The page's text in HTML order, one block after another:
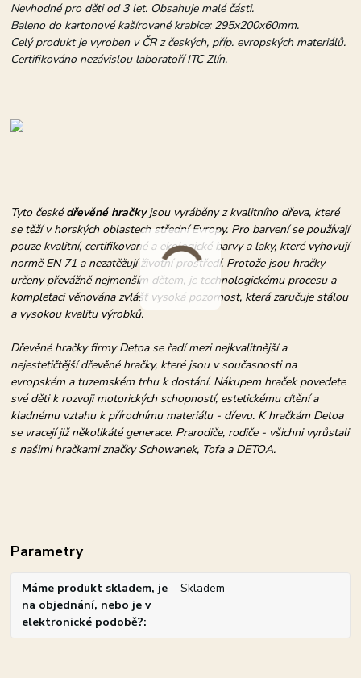
Nevhodné pro děti od 3 let. Obsahuje malé části.
Baleno do kartonové kašírované krabice: 295x200x60mm.
Celý produkt je vyroben v ČR z českých, příp. evropských materiálů.
Certifikováno nezávislou laboratoří ITC Zlín.
Tyto českédřevěné hračkyjsou vyráběny z kvalitního dřeva, které
se těží v horských oblastech střední Evropy. Pro barvení se používají
pouze kvalitní, certifikované a ekologické barvy a laky, které vyhovují
normě EN 71 a nezatěžují životní prostředí. Protože jsou hračky
určeny převážně nejmenším dětem, je technologickému procesu a
kompletaci věnována zvlášť vysoká pozornost, která zaručuje stálou
a vysokou kvalitu výrobků.
Dřevěné hračky firmy Detoa se řadí mezi nejkvalitnější a
nejestetičtější dřevěné hračky, které jsou v současnosti na
evropském a tuzemském trhu k dostání. Nákupem hraček povedete
své děti k rozvoji motorických schopností, estetickému cítění a
kladnému vztahu k přírodnímu materiálu - dřevu. K hračkám Detoa
se vracejí již několikáté generace. Prarodiče, rodiče - všichni vyrůstali
s našimi hračkami značky Schowanek, Tofa a DETOA.
Parametry
Máme produkt skladem, je
na objednání, nebo je v
elektronické podobě?
Skladem